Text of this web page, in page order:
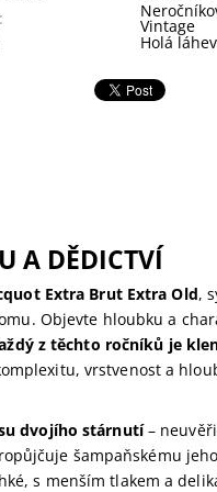
Vintage
Holá láhev
A DĚDICTVÍ
Extra Brut Extra Old,
Objevte hloubku a
z těchto ročníků je
vrstvenost a
dvojího stárnutí–
šampaňskému jeho
s menším tlakem a